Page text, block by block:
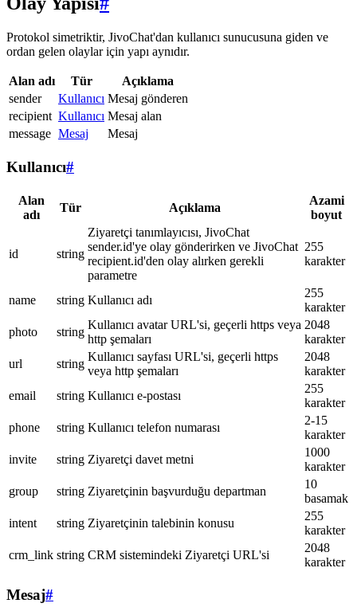
Protokol simetriktir, JivoChat'dan kullanıcı sunucusuna giden ve
ordan gelen olaylar için yapı aynıdır.
Alan adı Tür
Açıklama
sender
Kullanıcı Mesaj gönderen
recipient Kullanıcı Mesaj alan
message Mesaj Mesaj
Kullanıcı#
Alan
adı
Tür Açıklama
Azami
boyut
id string
Ziyaretçi tanımlayıcısı, JivoChat
sender.id'ye olay gönderirken ve JivoChat
recipient.id'den olay alırken gerekli
parametre
255
karakter
name string Kullanıcı adı
255
karakter
photo
string
Kullanıcı avatar URL'si, geçerli https veya
http şemaları
2048
karakter
url
string
Kullanıcı sayfası URL'si, geçerli https
veya http şemaları
2048
karakter
email
string Kullanıcı e-postası
255
karakter
phone
string Kullanıcı telefon numarası
2-15
karakter
invite
string Ziyaretçi davet metni
1000
karakter
group
string Ziyaretçinin başvurduğu departman
10
basamak
intent
string Ziyaretçinin talebinin konusu
255
karakter
crm_link string CRM sistemindeki Ziyaretçi URL'si
2048
karakter
Mesaj#